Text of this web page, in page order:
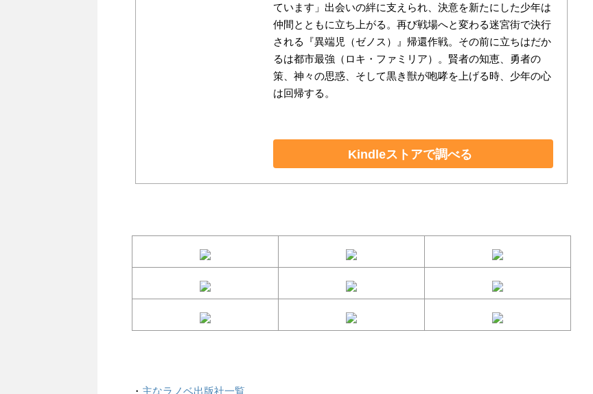
ています」出会いの絆に支えられ、決意を新たにした少年は
仲間とともに立ち上がる。再び戦場へと変わる迷宮街で決行
される『異端児（ゼノス）』帰還作戦。その前に立ちはだか
るは都市最強（ロキ・ファミリア）。賢者の知恵、勇者の
策、神々の思惑、そして黒き獣が咆哮を上げる時、少年の心
は回帰する。
Kindleストアで調べる
・ 主なラノベ出版社一覧